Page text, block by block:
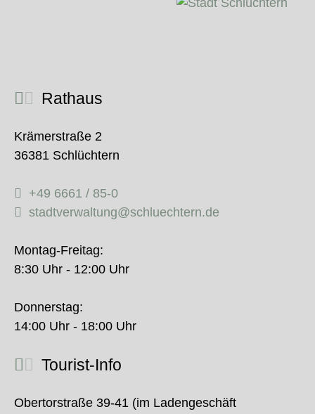
Rathaus
Krämerstraße 2
36381 Schlüchtern
+49 6661 / 85-0
stadtverwaltung@schluechtern.de
Montag-Freitag:
8:30 Uhr - 12:00 Uhr
Donnerstag:
14:00 Uhr - 18:00 Uhr
Tourist-Info
Obertorstraße 39-41 (im Ladengeschäft